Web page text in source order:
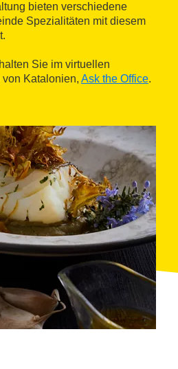
bieten verschiedene
Spezialitäten mit diesem
Sie im virtuellen
Katalonien, Ask the Office.